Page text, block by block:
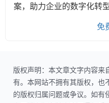
案，助力企业的数字化转型
免
版权声明：本文章文字内容来
有。本网站不拥有其版权，也
的版权归属问题或争议。如有